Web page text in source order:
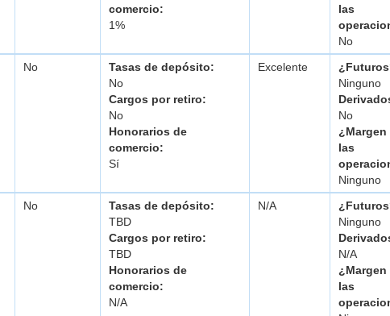
comercio:
1%
las
No
No
Tasas de depósito:
No
Cargos por retiro:
No
Honorarios de
comercio:
Sí
Excelente
Ninguno
No
¿Margen
las
Ninguno
No
Tasas de depósito:
TBD
Cargos por retiro:
TBD
Honorarios de
comercio:
N/A
N/A
Ninguno
N/A
¿Margen
las